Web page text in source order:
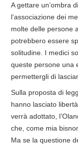
A gettare un’ombra
l’associazione dei
molte delle persone
potrebbero essere
solitudine. I medici
queste persone una
permettergli di
Sulla proposta di
hanno lasciato
verrà adottato,
che, come mia
Ma se la questione